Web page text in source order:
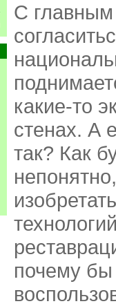
С главным
какие-то
стенах. А
так? Как
почему